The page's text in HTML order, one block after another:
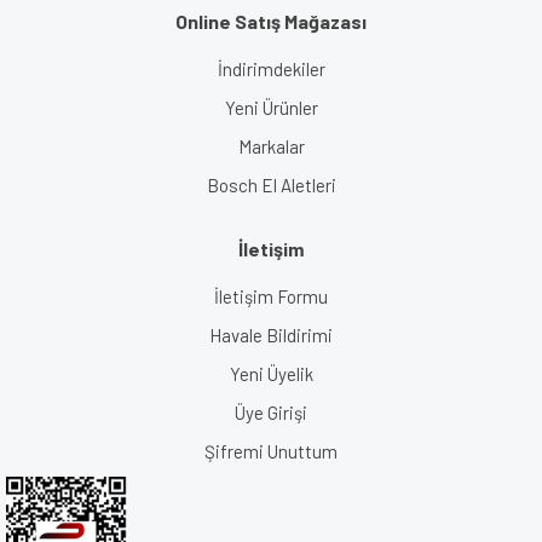
Online Satış Mağazası
İndirimdekiler
Yeni Ürünler
Markalar
Bosch El Aletleri
İletişim
İletişim Formu
Havale Bildirimi
Yeni Üyelik
Üye Girişi
Şifremi Unuttum